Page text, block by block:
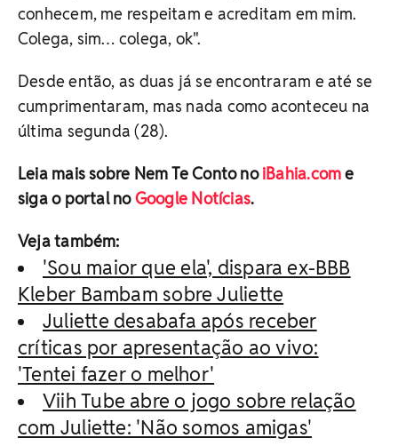
conhecem, me respeitam e acreditam em mim.
Colega, sim… colega, ok".
Desde então, as duas já se encontraram e até se
cumprimentaram, mas nada como aconteceu na
última segunda (28).
Leia mais sobre Nem Te Conto noiBahia.come
siga o portal noGoogle Notícias.
Veja também:
'Sou maior que ela', dispara ex-BBB
Kleber Bambam sobre Juliette
Juliette desabafa após receber
críticas por apresentação ao vivo:
'Tentei fazer o melhor'
Viih Tube abre o jogo sobre relação
com Juliette: 'Não somos amigas'